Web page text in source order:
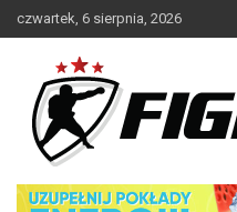
to
czwartek, 6 sierpnia, 2026
FIGHT24.PL –